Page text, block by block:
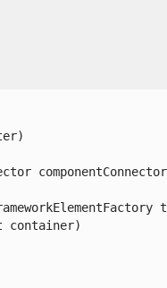
container)